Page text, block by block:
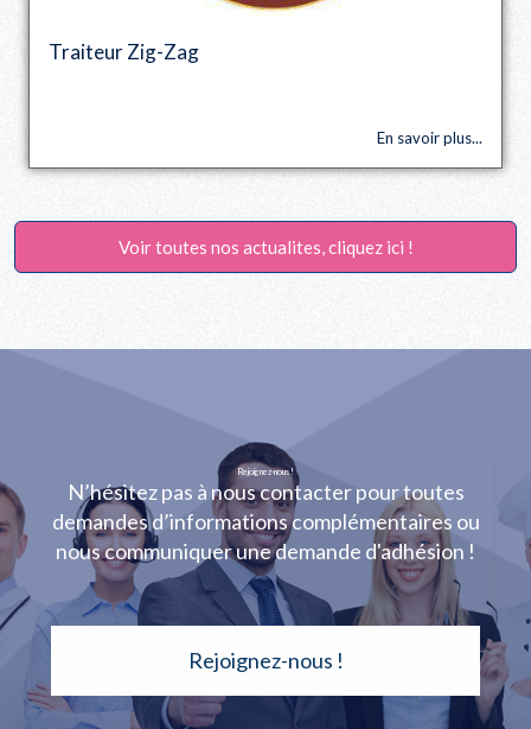
Traiteur Zig-Zag
En savoir plus...
Voir toutes nos actualites, cliquez ici !
Rejoignez-nous !
N’hésitez pas à nous contacter pour toutes
demandes d’informations complémentaires ou
nous communiquer une demande d'adhésion !
Rejoignez-nous !